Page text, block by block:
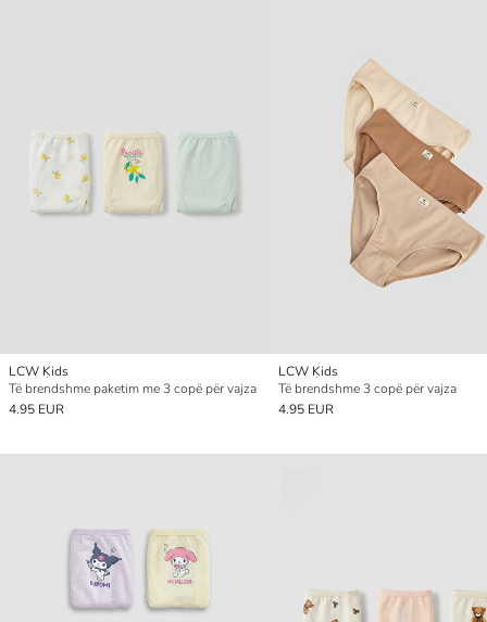
LCW Kids
Të brendshme paketim me 3 copë për vajza
4.95 EUR
LCW Kids
Të brendshme 3 copë për vajza
4.95 EUR